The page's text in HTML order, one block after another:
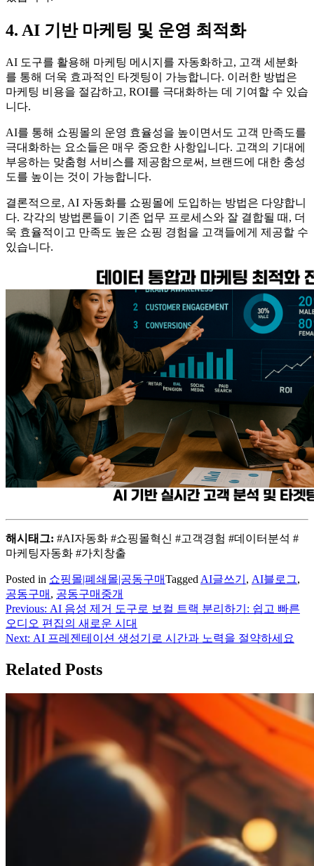
4. AI 기반 마케팅 및 운영 최적화
AI 도구를 활용해 마케팅 메시지를 자동화하고, 고객 세분화
를 통해 더욱 효과적인 타겟팅이 가능합니다. 이러한 방법은
마케팅 비용을 절감하고, ROI를 극대화하는 데 기여할 수 있습
니다.
AI를 통해 쇼핑몰의 운영 효율성을 높이면서도 고객 만족도를
극대화하는 요소들은 매우 중요한 사항입니다. 고객의 기대에
부응하는 맞춤형 서비스를 제공함으로써, 브랜드에 대한 충성
도를 높이는 것이 가능합니다.
결론적으로, AI 자동화를 쇼핑몰에 도입하는 방법은 다양합니
다. 각각의 방법론들이 기존 업무 프로세스와 잘 결합될 때, 더
욱 효율적이고 만족도 높은 쇼핑 경험을 고객들에게 제공할 수
있습니다.
해시태그: #AI자동화 #쇼핑몰혁신 #고객경험 #데이터분석 #
마케팅자동화 #가치창출
Posted in 쇼핑몰|폐쇄몰|공동구매Tagged AI글쓰기 , AI블로그,
공동구매 , 공동구매중개
글
탐
Previous: AI 음성 제거 도구로 보컬 트랙 분리하기: 쉽고 빠른
오디오 편집의 새로운 시대
Next: AI 프레젠테이션 생성기로 시간과 노력을 절약하세요
Related Posts